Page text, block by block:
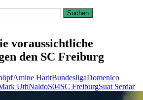
voraussichtliche
den SC Freiburg
Amine HaritBundesligaDomenico
UthNaldoS04SC FreiburgSuat Serdar